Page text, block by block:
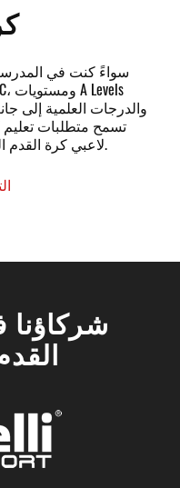
سواءً كنت في المدرسة
والدرجات العلمية إلى
تسمح متطلبات تعليم
لاعبي كرة القدم البريطانيين والدوليين على حد سواء.